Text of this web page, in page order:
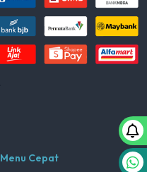
Menu Cepat